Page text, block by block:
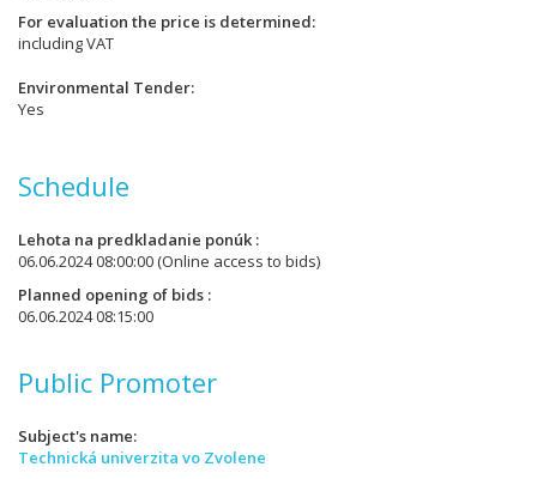
For evaluation the price is determined
including VAT
Environmental Tender
Yes
Schedule
Lehota na predkladanie ponúk
06.06.2024 08:00:00(Online access to bids)
Planned opening of bids
06.06.2024 08:15:00
Public Promoter
Subject's name
Technická univerzita vo Zvolene